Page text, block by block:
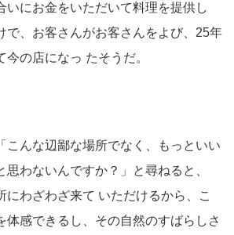
にお金をいただいて料理を提供し
で、お客さんがお客さんをよび、25年
今の店になっ たそうだ。
んな辺鄙な場所でなく、もっといい
思わないんですか？」と尋ねると、
にわざわざ来て いただけるから、こ
体感できるし、その自然のすばらしさ